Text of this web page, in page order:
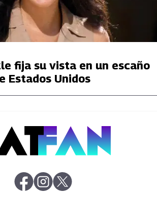
fija su vista en un escaño
Estados Unidos
abre en nueva pestaña
abre en nueva pestaña